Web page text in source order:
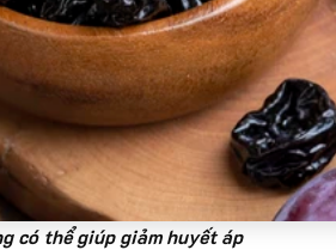
có thể giúp giảm huyết áp